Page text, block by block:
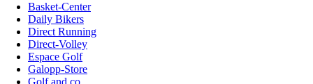
Basket-Center
Daily Bikers
Direct Running
Direct-Volley
Espace Golf
Galopp-Store